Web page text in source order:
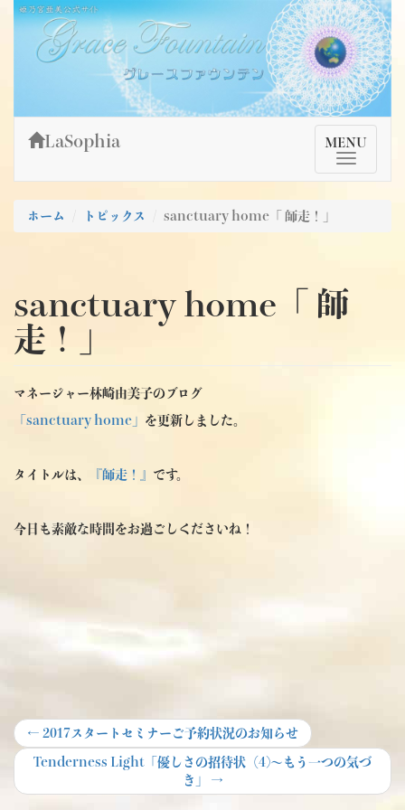
Skip
content
姫乃宮亜美公式サイト～Grace Fountain～
グレースファウンテン
TMenu
MENU
LaSophia
ホーム トピックス sanctuary home「 師走！」
sanctuary home「 師
走！」
マネージャー林崎由美子のブログ
「sanctuary home」 を更新しました。
タイトルは、 『師走！』 です。
今日も素敵な時間をお過ごしくださいね！
投
稿
ナ
← Previous
post:
2017スタートセミナーご予約状況のお知らせ
Next
Tenderness Light「優しさの招待状（4)～もう一つの気づ
き」
→